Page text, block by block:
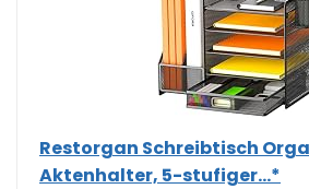
Restorgan Schreibtisch
Aktenhalter, 5-stufiger...*